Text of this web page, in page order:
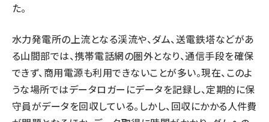
た。
水力発電所の上流となる渓流や、ダム、送電鉄塔などがあ
る山間部では、携帯電話網の圏外となり、通信手段を確保
できず、商用電源も利用できないことが多い。現在、このよ
うな場所ではデータロガーにデータを記録し、定期的に保
守員がデータを回収している。しかし、回収にかかる人件費